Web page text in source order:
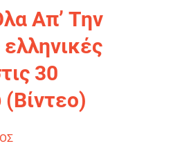
Απ’ Την
30